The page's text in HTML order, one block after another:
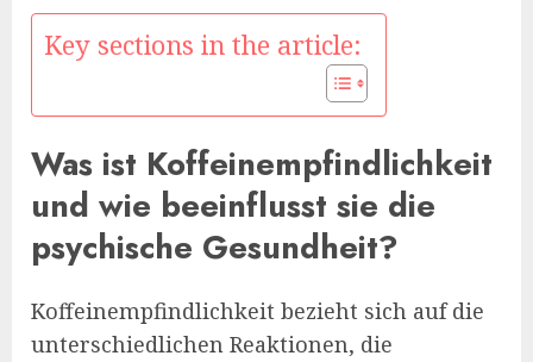
Key sections in the article:
Was ist Koffeinempfindlichkeit
und wie beeinflusst sie die
psychische Gesundheit?
Koffeinempfindlichkeit bezieht sich auf die
unterschiedlichen Reaktionen, die